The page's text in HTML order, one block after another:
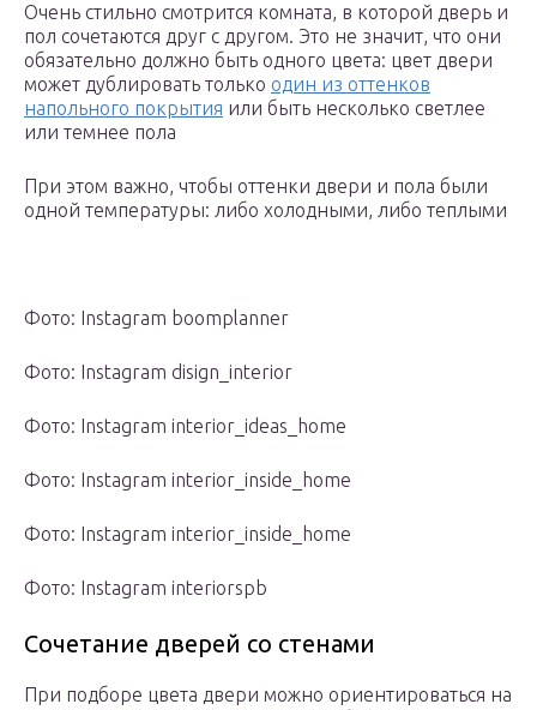
Очень стильно смотрится комната, в которой дверь и
пол сочетаются друг с другом. Это не значит, что они
обязательно должно быть одного цвета: цвет двери
может дублировать только один из оттенков
напольного покрытия или быть несколько светлее
или темнее пола
При этом важно, чтобы оттенки двери и пола были
одной температуры: либо холодными, либо теплыми
Фото: Instagram boomplanner
Фото: Instagram disign_interior
Фото: Instagram interior_ideas_home
Фото: Instagram interior_inside_home
Фото: Instagram interior_inside_home
Фото: Instagram interiorspb
Сочетание дверей со стенами
При подборе цвета двери можно ориентироваться на